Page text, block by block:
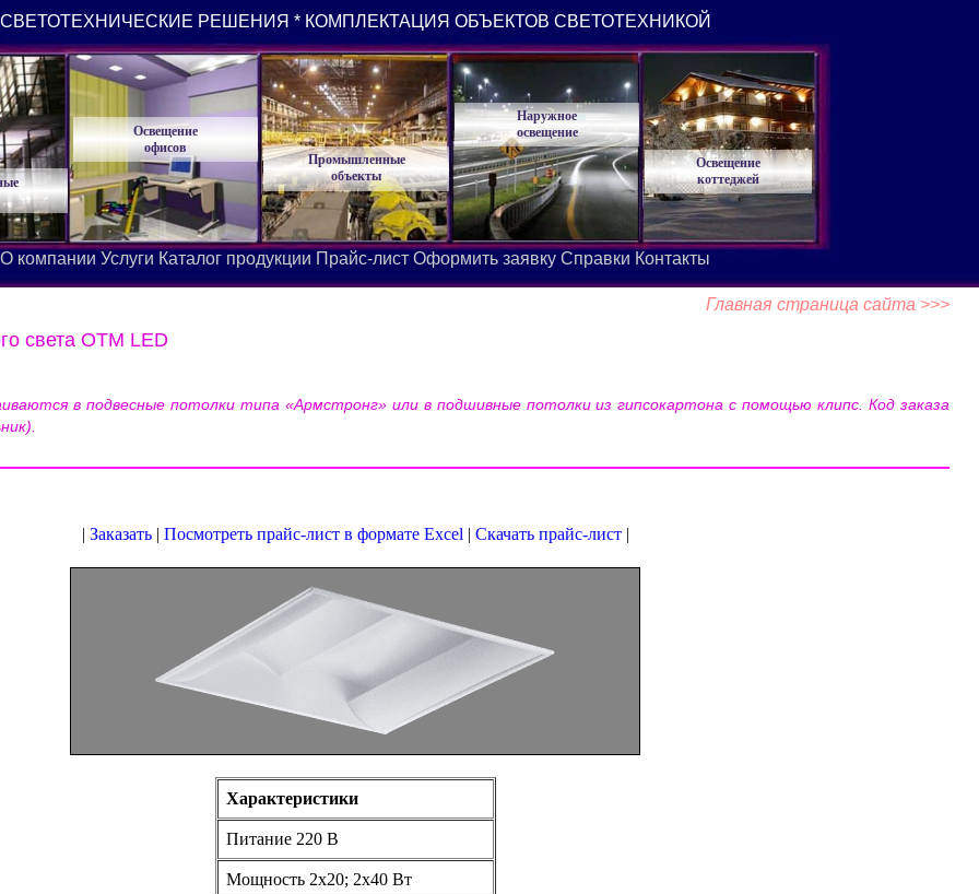
Главная страница сайта >>>
света OTM LED
в подвесные потолки типа «Армстронг» или в подшивные потолки из гипсокартона с помощью клипс. Код заказа
| Заказать| Посмотреть прайс-лист в формате Excel | Скачать прайс-лист|
Характеристики
Питание 220 В
Мощность 2х20; 2х40 Вт
СВЕТОТЕХНИЧЕСКИЕ РЕШЕНИЯ * КОМПЛЕКТАЦИЯ ОБЪЕКТОВ СВЕТОТЕХНИКОЙ
Освещение
офисов
Промышленные
объекты
Наружное
освещение
Освещение
коттеджей
О компании Услуги Каталог продукции Прайс-лист Оформить заявку Справки Контакты